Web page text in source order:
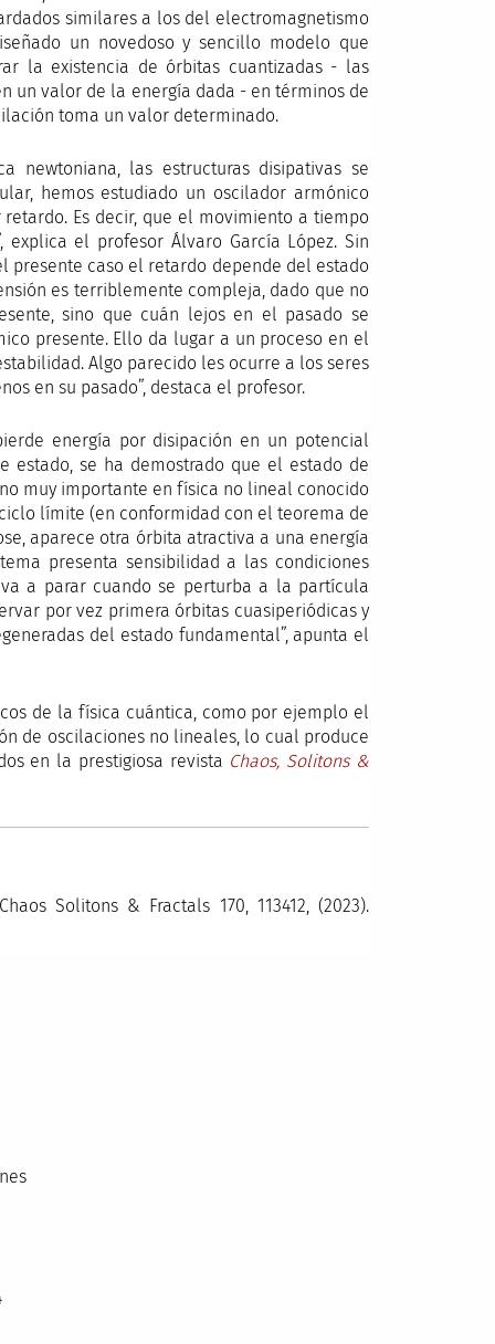
similares a los del electromagnetismo
un novedoso y sencillo modelo que
la existencia de órbitas cuantizadas - las
un valor de la energía dada - en términos de
toma un valor determinado.
newtoniana, las estructuras disipativas se
hemos estudiado un oscilador armónico
Es decir, que el movimiento a tiempo
el profesor Álvaro García López. Sin
presente caso el retardo depende del estado
es terriblemente compleja, dado que no
sino que cuán lejos en el pasado se
presente. Ello da lugar a un proceso en el
Algo parecido les ocurre a los seres
en su pasado”, destaca el profesor.
energía por disipación en un potencial
estado, se ha demostrado que el estado de
muy importante en física no lineal conocido
límite (en conformidad con el teorema de
aparece otra órbita atractiva a una energía
presenta sensibilidad a las condiciones
a parar cuando se perturba a la partícula
por vez primera órbitas cuasiperiódicas y
del estado fundamental”, apunta el
de la física cuántica, como por ejemplo el
de oscilaciones no lineales, lo cual produce
en la prestigiosa revista Chaos, Solitons &
Solitons & Fractals 170, 113412, (2023).